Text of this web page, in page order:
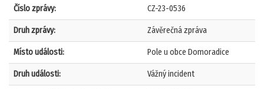
Číslo zprávy: CZ-23-0536
Druh zprávy: Závěrečná zpráva
Místo události: Pole u obce Domoradice
Druh události: Vážný incident